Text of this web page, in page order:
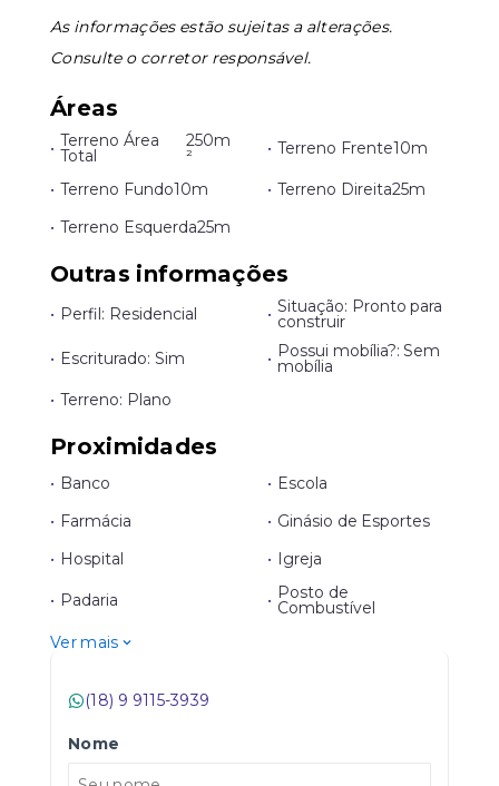
As informações estão sujeitas a alterações.
Consulte o corretor responsável.
Áreas
• Terreno Área
Total
250m
² • Terreno Frente10m
• Terreno Fundo10m • Terreno Direita25m
• Terreno Esquerda25m
Outras informações
• Perfil: Residencial • Situação: Pronto para
construir
• Escriturado: Sim • Possui mobília?: Sem
mobília
• Terreno: Plano
Proximidades
• Banco • Escola
• Farmácia • Ginásio de Esportes
• Hospital • Igreja
• Padaria • Posto de
Combustível
Ver mais
(18) 9 9115-3939
Nome